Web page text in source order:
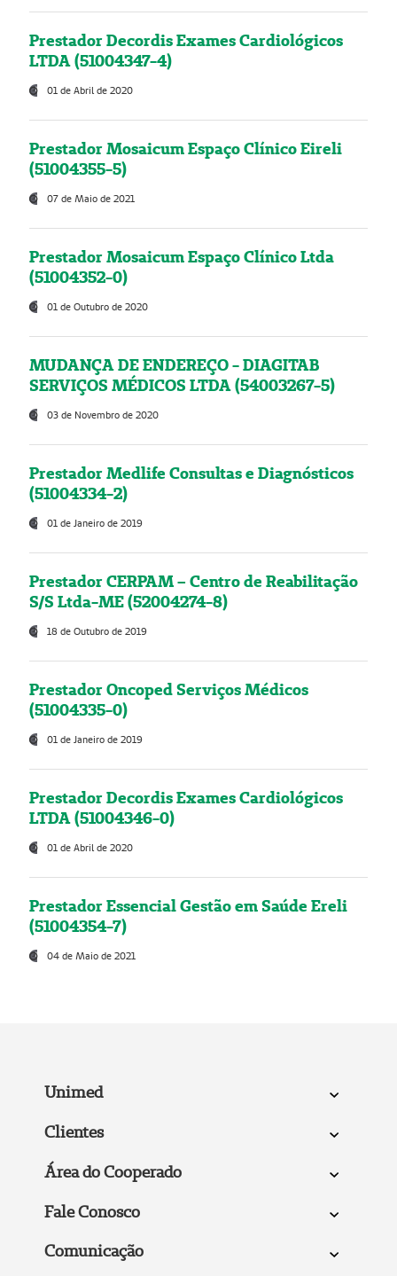
Prestador Decordis Exames Cardiológicos
LTDA (51004347-4)
01 de Abril de 2020
Prestador Mosaicum Espaço Clínico Eireli
(51004355-5)
07 de Maio de 2021
Prestador Mosaicum Espaço Clínico Ltda
(51004352-0)
01 de Outubro de 2020
MUDANÇA DE ENDEREÇO - DIAGITAB
SERVIÇOS MÉDICOS LTDA (54003267-5)
03 de Novembro de 2020
Prestador Medlife Consultas e Diagnósticos
(51004334-2)
01 de Janeiro de 2019
Prestador CERPAM – Centro de Reabilitação
S/S Ltda-ME (52004274-8)
18 de Outubro de 2019
Prestador Oncoped Serviços Médicos
(51004335-0)
01 de Janeiro de 2019
Prestador Decordis Exames Cardiológicos
LTDA (51004346-0)
01 de Abril de 2020
Prestador Essencial Gestão em Saúde Ereli
(51004354-7)
04 de Maio de 2021
Unimed
Clientes
Área do Cooperado
Fale Conosco
Comunicação